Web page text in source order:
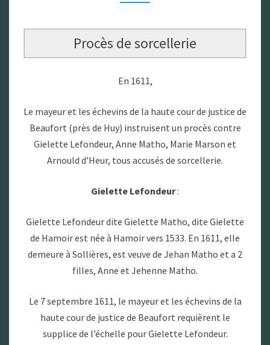
Procès de sorcellerie
En 1611,
Le mayeur et les échevins de la haute cour de justice de
Beaufort (près de Huy) instruisent un procès contre
Gielette Lefondeur, Anne Matho, Marie Marson et
Arnould d’Heur, tous accusés de sorcellerie.
Gielette Lefondeur:
Gielette Lefondeur dite Gielette Matho, dite Gielette
de Hamoir est née à Hamoir vers 1533. En 1611, elle
demeure à Sollières, est veuve de Jehan Matho et a 2
filles, Anne et Jehenne Matho.
Le 7 septembre 1611, le mayeur et les échevins de la
haute cour de justice de Beaufort requièrent le
supplice de l’échelle pour Gielette Lefondeur.